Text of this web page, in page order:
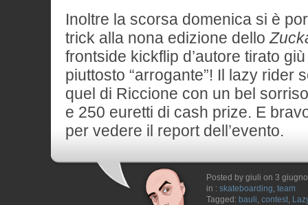
Inoltre la scorsa domenica si è
trick alla nona edizione dello
frontside kickflip d’autore tirato
piuttosto “arrogante”! Il lazy rider
quel di Riccione con un bel
e 250 euretti di cash prize. E
per vedere il report dell’evento.
Posted by giuli on 3
in : skateboarding, team
Tagged: bauli, contest,